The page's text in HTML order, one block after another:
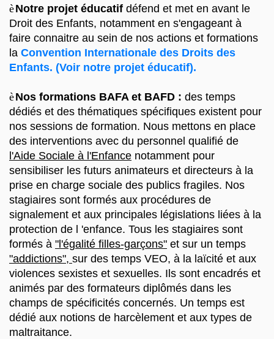
èNotre projet éducatif défend et met en avant le
Droit des Enfants, notamment en s'engageant à
faire connaitre au sein de nos actions et formations
la Convention Internationale des Droits des
Enfants. (Voir notre projet éducatif).
èNos formations BAFA et BAFD : des temps
dédiés et des thématiques spécifiques existent pour
nos sessions de formation. Nous mettons en place
des interventions avec du personnel qualifié de
l'Aide Sociale à l'Enfance notamment pour
sensibiliser les futurs animateurs et directeurs à la
prise en charge sociale des publics fragiles. Nos
stagiaires sont formés aux procédures de
signalement et aux principales législations liées à la
protection de l 'enfance. Tous les stagiaires sont
formés à "l'égalité filles-garçons" et sur un temps
"addictions", sur des temps VEO, à la laïcité et aux
violences sexistes et sexuelles. Ils sont encadrés et
animés par des formateurs diplômés dans les
champs de spécificités concernés. Un temps est
dédié aux notions de harcèlement et aux types de
maltraitance.